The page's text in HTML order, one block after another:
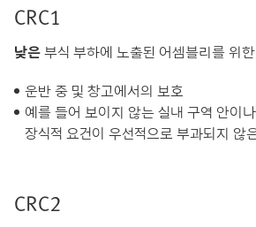
CRC1
낮은부식 부하에 노출된 어셈블리를 위
운반 중 및 창고에서의 보호
예를 들어 보이지 않는 실내 구역 안이
장식적 요건이 우선적으로 부과되지 않
CRC2